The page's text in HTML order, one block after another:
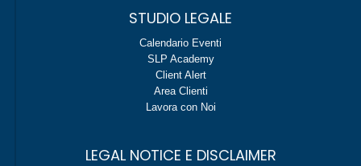
STUDIO LEGALE
Calendario Eventi
SLP Academy
Client Alert
Area Clienti
Lavora con Noi
LEGAL NOTICE E DISCLAIMER